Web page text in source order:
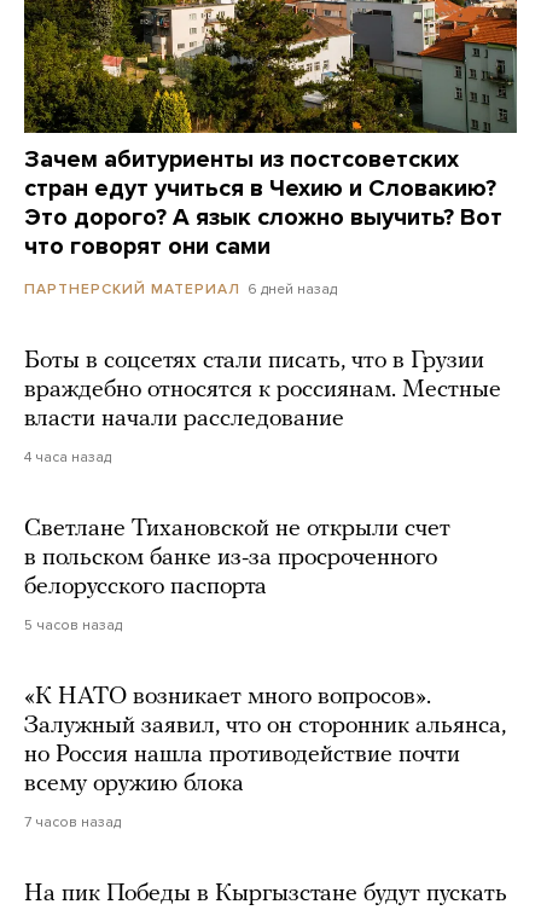
Зачем абитуриенты из постсоветских
стран едут учиться в Чехию и Словакию?
Это дорого? А язык сложно выучить? Вот
что говорят они сами
ПАРТНЕРСКИЙ МАТЕРИАЛ 6 дней назад
Боты в соцсетях стали писать, что в Грузии
враждебно относятся к россиянам. Местные
власти начали расследование
4 часа назад
Светлане Тихановской не открыли счет
в польском банке из-за просроченного
белорусского паспорта
5 часов назад
«К НАТО возникает много вопросов».
Залужный заявил, что он сторонник альянса,
но Россия нашла противодействие почти
всему оружию блока
7 часов назад
На пик Победы в Кыргызстане будут пускать